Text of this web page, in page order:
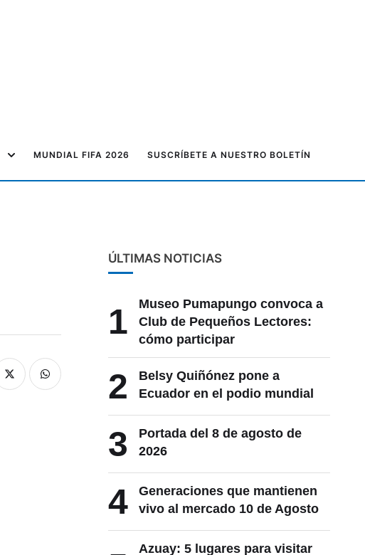
MUNDIAL FIFA 2026 SUSCRÍBETE A NUESTRO BOLETÍN
ÚLTIMAS NOTICIAS
1
Museo Pumapungo convoca a
Club de Pequeños Lectores:
cómo participar
2
Belsy Quiñónez pone a
Ecuador en el podio mundial
3
Portada del 8 de agosto de
2026
4
Generaciones que mantienen
vivo al mercado 10 de Agosto
Azuay: 5 lugares para visitar